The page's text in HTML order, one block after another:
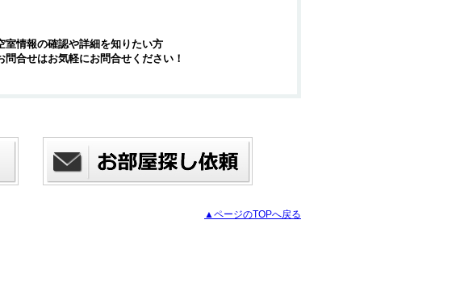
室情報の確認や詳細を知りたい方
問合せはお気軽にお問合せください！
▲ページのTOPへ戻る